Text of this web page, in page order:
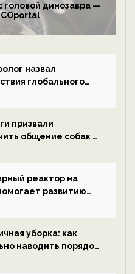
головой динозавра —
назвал
глобального
призвали
общение собак с
реактор на
развитию
уборка: как
наводить порядок